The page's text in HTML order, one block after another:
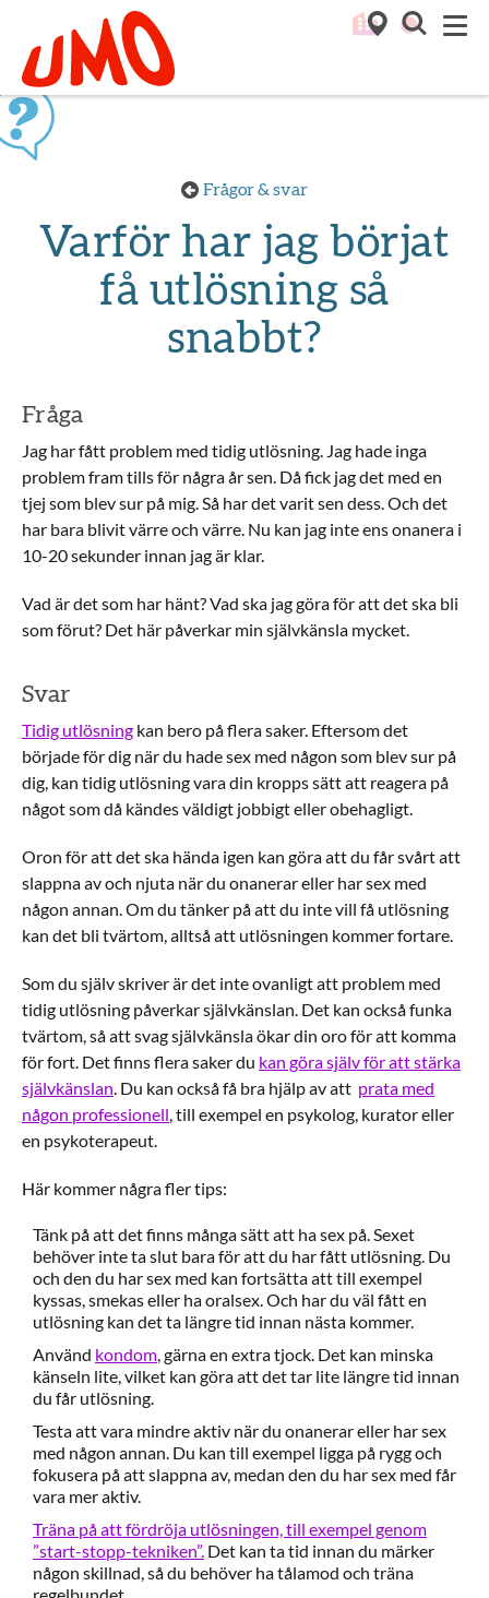
Till startsidan för Umo
Frågor & svar
Varför har jag börjat
få utlösning så
snabbt?
Fråga
Jag har fått problem med tidig utlösning. Jag hade inga
problem fram tills för några år sen. Då fick jag det med en
tjej som blev sur på mig. Så har det varit sen dess. Och det
har bara blivit värre och värre. Nu kan jag inte ens onanera i
10-20 sekunder innan jag är klar.
Vad är det som har hänt? Vad ska jag göra för att det ska bli
som förut? Det här påverkar min självkänsla mycket.
Svar
Tidig utlösning kan bero på flera saker. Eftersom det
började för dig när du hade sex med någon som blev sur på
dig, kan tidig utlösning vara din kropps sätt att reagera på
något som då kändes väldigt jobbigt eller obehagligt.
Oron för att det ska hända igen kan göra att du får svårt att
slappna av och njuta när du onanerar eller har sex med
någon annan. Om du tänker på att du inte vill få utlösning
kan det bli tvärtom, alltså att utlösningen kommer fortare.
Som du själv skriver är det inte ovanligt att problem med
tidig utlösning påverkar självkänslan. Det kan också funka
tvärtom, så att svag självkänsla ökar din oro för att komma
för fort. Det finns flera saker du kan göra själv för att stärka
självkänslan. Du kan också få bra hjälp av att prata med
någon professionell, till exempel en psykolog, kurator eller
en psykoterapeut.
Här kommer några fler tips:
Tänk på att det finns många sätt att ha sex på. Sexet
behöver inte ta slut bara för att du har fått utlösning. Du
och den du har sex med kan fortsätta att till exempel
kyssas, smekas eller ha oralsex. Och har du väl fått en
utlösning kan det ta längre tid innan nästa kommer.
Använd kondom, gärna en extra tjock. Det kan minska
känseln lite, vilket kan göra att det tar lite längre tid innan
du får utlösning.
Testa att vara mindre aktiv när du onanerar eller har sex
med någon annan. Du kan till exempel ligga på rygg och
fokusera på att slappna av, medan den du har sex med får
vara mer aktiv.
Träna på att fördröja utlösningen, till exempel genom
”start-stopp-tekniken”. Det kan ta tid innan du märker
någon skillnad, så du behöver ha tålamod och träna